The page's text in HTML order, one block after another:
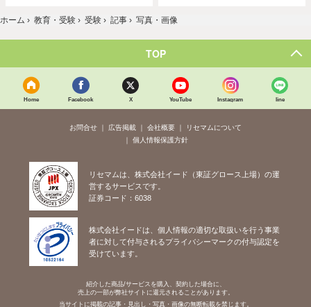
ホーム › 教育・受験 › 受験 › 記事 › 写真・画像
TOP
Home Facebook X YouTube Instagram line
お問合せ 広告掲載 会社概要
リセマムについて
個人情報保護方針
リセマムは、株式会社イード（東証グロース上場）の運
営するサービスです。
証券コード：6038
株式会社イードは、個人情報の適切な取扱いを行う事業
者に対して付与されるプライバシーマークの付与認定を
受けています。
紹介した商品/サービスを購入、契約した場合に、
売上の一部が弊社サイトに還元されることがあります。
当サイトに掲載の記事・見出し・写真・画像の無断転載を禁じます。